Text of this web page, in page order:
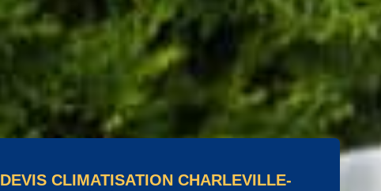
DEVIS CLIMATISATION CHARLEVILLE-